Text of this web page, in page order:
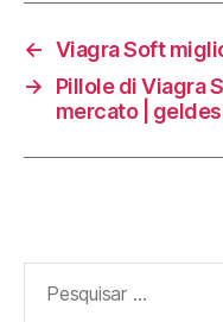
← Viagra Soft
→
Pillole di Viagra
mercato |
por: